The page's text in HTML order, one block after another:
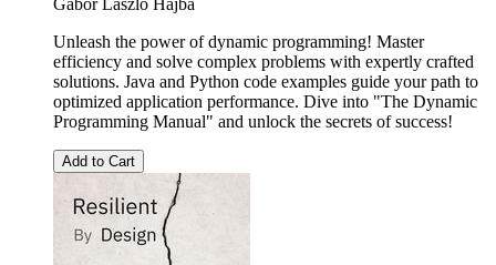
Unleash the power of dynamic programming! Master
efficiency and solve complex problems with expertly crafted
solutions. Java and Python code examples guide your path to
optimized application performance. Dive into "The Dynamic
Programming Manual" and unlock the secrets of success!
Add to Cart